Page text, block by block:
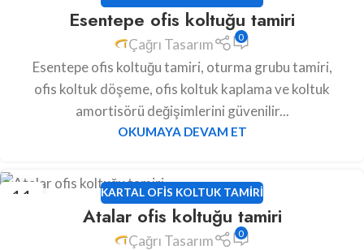
Esentepe ofis koltuğu tamiri
Çağrı Tasarım 0
Esentepe ofis koltuğu tamiri, oturma grubu tamiri,
ofis koltuk döşeme, ofis koltuk kaplama ve koltuk
amortisörü değişimlerini güvenilir...
OKUMAYA DEVAM ET
11 KARTAL OFIS KOLTUK TAMIRI
Atalar ofis koltuğu tamiri
Çağrı Tasarım 0